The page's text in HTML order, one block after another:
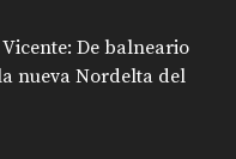
De balneario
nueva Nordelta del